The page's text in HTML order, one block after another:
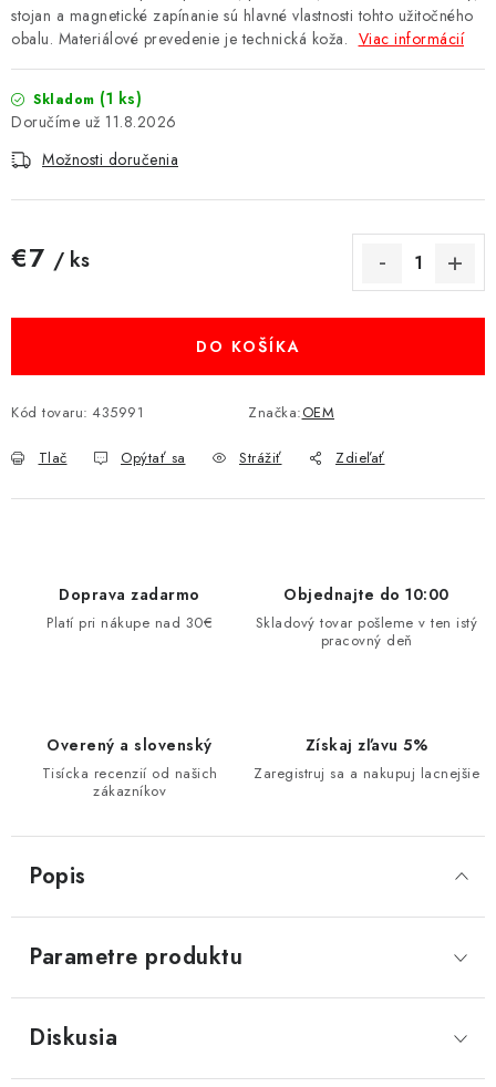
BATÉRIE VARTA
MULTIMÉDIÁ
KAMERY
VÝPREDAJ
Doprava a platba Ako nakupovať
Obchodné podmienky
Podmienky ochrany osobných údajov
stojan a magnetické zapínanie sú hlavné vlastnosti tohto užitočného
obalu. Materiálové prevedenie je technická koža. Viac informácií
Skladom (1 ks)
11.8.2026
Možnosti doručenia
€7 / ks
DO KOŠÍKA
Kód tovaru: 435991 Značka:OEM
Tlač Opýtať sa Strážiť Zdieľať
Doprava zadarmo
Platí pri nákupe nad 30€
Objednajte do 10:00
Skladový tovar pošleme v ten istý
pracovný deň
Overený a slovenský
Tisícka recenzií od našich
zákazníkov
Získaj zľavu 5%
Zaregistruj sa a nakupuj lacnejšie
Popis
Parametre produktu
Diskusia